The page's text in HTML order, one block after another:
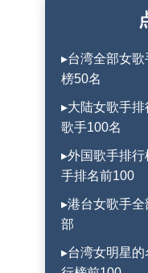
▸台湾全部女
榜50名
▸大陆女歌手
歌手100名
▸外国歌手排
手排名前100
▸港台女歌手
部
▸台湾女明星